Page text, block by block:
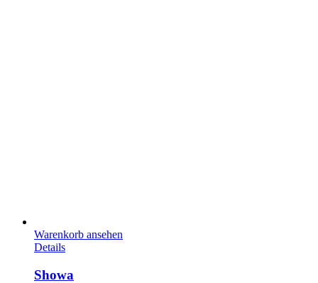
Warenkorb ansehen
Details
Showa